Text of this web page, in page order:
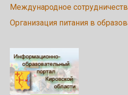
Международное
Организация питания в